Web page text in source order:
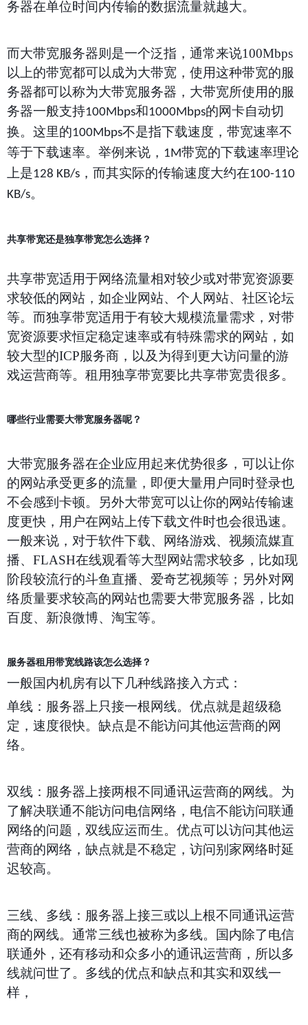
务器在单位时间内传输的数据流量就越大。
而大带宽服务器则是一个泛指，通常来说100Mbps
以上的带宽都可以成为大带宽，使用这种带宽的服
务器都可以称为大带宽服务器，大带宽所使用的服
务器一般支持100Mbps和1000Mbps的网卡自动切
换。这里的100Mbps不是指下载速度，带宽速率不
等于下载速率。举例来说， 1M带宽的下载速率理论
上是128 KB/s ，而其实际的传输速度大约在100-110
KB/s。
共享带宽还是独享带宽怎么选择？
共享带宽适用于网络流量相对较少或对带宽资源要
求较低的网站，如企业网站、个人网站、社区论坛
等。而独享带宽适用于有较大规模流量需求，对带
宽资源要求恒定稳定速率或有特殊需求的网站，如
较大型的ICP服务商，以及为得到更大访问量的游
戏运营商等。租用独享带宽要比共享带宽贵很多。
哪些行业需要大带宽服务器呢？
大带宽服务器在企业应用起来优势很多，可以让你
的网站承受更多的流量，即便大量用户同时登录也
不会感到卡顿。另外大带宽可以让你的网站传输速
度更快，用户在网站上传下载文件时也会很迅速。
一般来说，对于软件下载、网络游戏、视频流媒直
播、 FLASH在线观看等大型网站需求较多，比如现
阶段较流行的斗鱼直播、爱奇艺视频等；另外对网
络质量要求较高的网站也需要大带宽服务器，比如
百度、新浪微博、淘宝等。
服务器租用带宽线路该怎么选择？
一般国内机房有以下几种线路接入方式：
单线：服务器上只接一根网线。优点就是超级稳
定，速度很快。缺点是不能访问其他运营商的网
络。
双线：服务器上接两根不同通讯运营商的网线。为
了解决联通不能访问电信网络，电信不能访问联通
网络的问题，双线应运而生。优点可以访问其他运
营商的网络，缺点就是不稳定，访问别家网络时延
迟较高。
三线、多线：服务器上接三或以上根不同通讯运营
商的网线。通常三线也被称为多线。国内除了电信
联通外，还有移动和众多小的通讯运营商，所以多
线就问世了。多线的优点和缺点和其实和双线一
样，